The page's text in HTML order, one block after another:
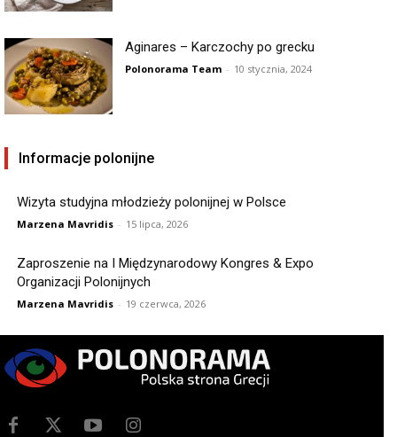
Aginares – Karczochy po grecku
Polonorama Team - 10 stycznia, 2024
Informacje polonijne
Wizyta studyjna młodzieży polonijnej w Polsce
Marzena Mavridis - 15 lipca, 2026
Zaproszenie na I Międzynarodowy Kongres & Expo
Organizacji Polonijnych
Marzena Mavridis - 19 czerwca, 2026